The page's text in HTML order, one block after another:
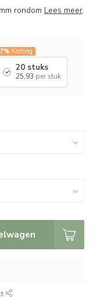
rondom Lees meer.
7% Korting
20 stuks
25,93 per stuk